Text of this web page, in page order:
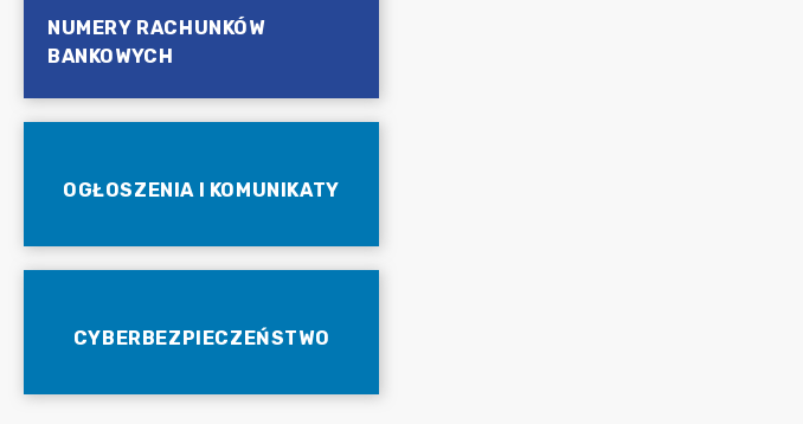
NUMERY RACHUNKÓW
BANKOWYCH
OGŁOSZENIA I KOMUNIKATY
CYBERBEZPIECZEŃSTWO